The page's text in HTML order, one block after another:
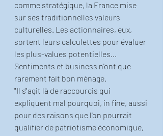
comme stratégique, la France mise
sur ses traditionnelles valeurs
culturelles. Les actionnaires, eux,
sortent leurs calculettes pour évaluer
les plus-values potentielles...
Sentiments et business n'ont que
rarement fait bon ménage.
"Il s"agit là de raccourcis qui
expliquent mal pourquoi, in fine, aussi
pour des raisons que l'on pourrait
qualifier de patriotisme économique,